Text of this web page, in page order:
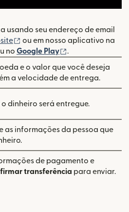
usando seu endereço de email
(abre em uma nova janela)
ou em nosso aplicativo na
em uma nova janela)
no Google Play .
e o valor que você deseja
a velocidade de entrega.
o dinheiro será entregue.
as informações da pessoa que
de pagamento e
transferência para enviar.